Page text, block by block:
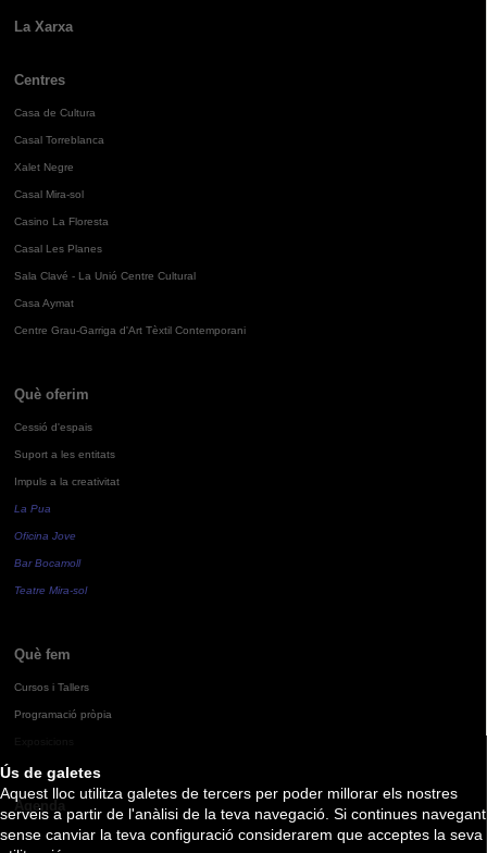
Ús de galetes
Aquest lloc utilitza galetes de tercers per poder millorar els nostres
serveis a partir de l'anàlisi de la teva navegació. Si continues navegant
sense canviar la teva configuració considerarem que acceptes la seva
La Xarxa
Centres
Casa de Cultura
Casal Torreblanca
Xalet Negre
Casal Mira-sol
Casino La Floresta
Casal Les Planes
Sala Clavé - La Unió Centre Cultural
Casa Aymat
Centre Grau-Garriga d'Art Tèxtil Contemporani
Què oferim
Cessió d'espais
Suport a les entitats
Impuls a la creativitat
La Pua
Oficina Jove
Bar Bocamoll
Teatre Mira-sol
Què fem
Cursos i Tallers
Programació pròpia
Agenda